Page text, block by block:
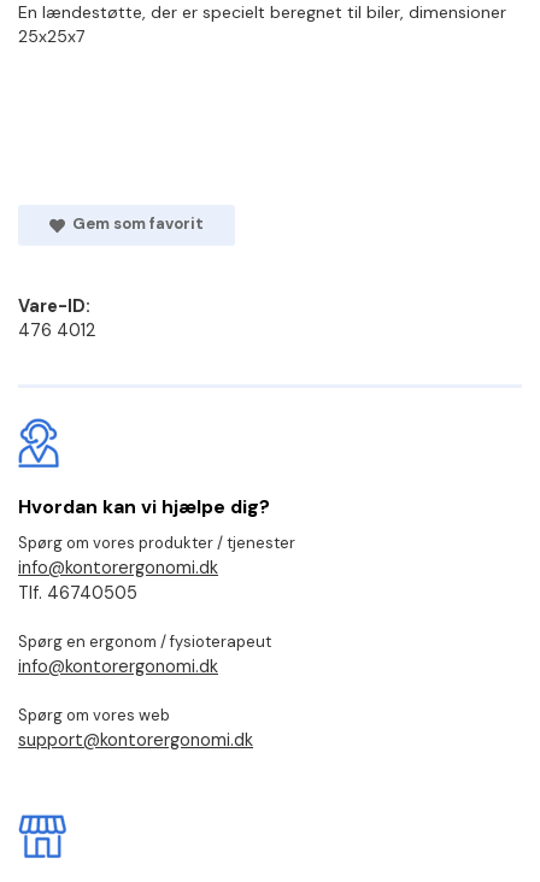
En lændestøtte, der er specielt beregnet til biler, dimensioner
25x25x7
Gem som favorit
Vare-ID:
476 4012
Hvordan kan vi hjælpe dig?
Spørg om vores produkter / tjenester
info@kontorergonomi.dk
Tlf. 46740505
Spørg en ergonom / fysioterapeut
info@kontorergonomi.dk
Spørg om vores web
support@kontorergonomi.dk